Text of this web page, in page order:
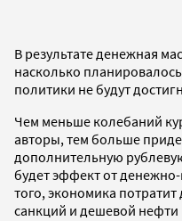
В результате денежная
насколько
политики не будут
Чем меньше колебаний
авторы, тем больше
дополнительную
будет эффект от
того, экономика
санкций и дешевой